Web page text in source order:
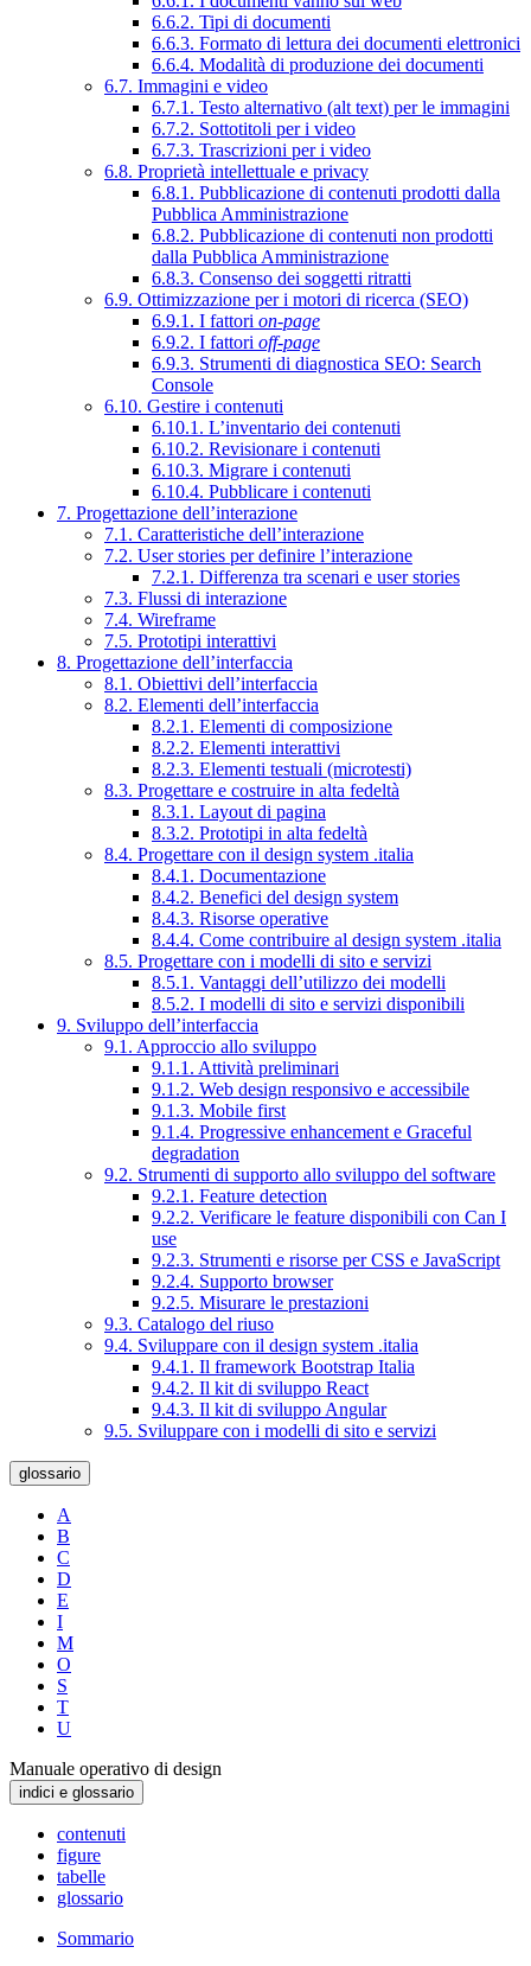
6.6.2. Tipi di documenti
6.6.3. Formato di lettura dei documenti elettronici
6.6.4. Modalità di produzione dei documenti
6.7. Immagini e video
6.7.1. Testo alternativo (alt text) per le immagini
6.7.2. Sottotitoli per i video
6.7.3. Trascrizioni per i video
6.8. Proprietà intellettuale e privacy
6.8.1. Pubblicazione di contenuti prodotti dalla
Pubblica Amministrazione
6.8.2. Pubblicazione di contenuti non prodotti
dalla Pubblica Amministrazione
6.8.3. Consenso dei soggetti ritratti
6.9. Ottimizzazione per i motori di ricerca (SEO)
6.9.1. I fattori on-page
6.9.2. I fattori off-page
6.9.3. Strumenti di diagnostica SEO: Search
Console
6.10. Gestire i contenuti
6.10.1. L’inventario dei contenuti
6.10.2. Revisionare i contenuti
6.10.3. Migrare i contenuti
6.10.4. Pubblicare i contenuti
7. Progettazione dell’interazione
7.1. Caratteristiche dell’interazione
7.2. User stories per definire l’interazione
7.2.1. Differenza tra scenari e user stories
7.3. Flussi di interazione
7.4. Wireframe
7.5. Prototipi interattivi
8. Progettazione dell’interfaccia
8.1. Obiettivi dell’interfaccia
8.2. Elementi dell’interfaccia
8.2.1. Elementi di composizione
8.2.2. Elementi interattivi
8.2.3. Elementi testuali (microtesti)
8.3. Progettare e costruire in alta fedeltà
8.3.1. Layout di pagina
8.3.2. Prototipi in alta fedeltà
8.4. Progettare con il design system .italia
8.4.1. Documentazione
8.4.2. Benefici del design system
8.4.3. Risorse operative
8.4.4. Come contribuire al design system .italia
8.5. Progettare con i modelli di sito e servizi
8.5.1. Vantaggi dell’utilizzo dei modelli
8.5.2. I modelli di sito e servizi disponibili
9. Sviluppo dell’interfaccia
9.1. Approccio allo sviluppo
9.1.1. Attività preliminari
9.1.2. Web design responsivo e accessibile
9.1.3. Mobile first
9.1.4. Progressive enhancement e Graceful
degradation
9.2. Strumenti di supporto allo sviluppo del software
9.2.1. Feature detection
9.2.2. Verificare le feature disponibili con Can I
use
9.2.3. Strumenti e risorse per CSS e JavaScript
9.2.4. Supporto browser
9.2.5. Misurare le prestazioni
9.3. Catalogo del riuso
9.4. Sviluppare con il design system .italia
9.4.1. Il framework Bootstrap Italia
9.4.2. Il kit di sviluppo React
9.4.3. Il kit di sviluppo Angular
9.5. Sviluppare con i modelli di sito e servizi
glossario
A
B
C
D
E
I
M
O
S
T
U
Manuale operativo di design
indici e glossario
contenuti
figure
tabelle
glossario
Sommario